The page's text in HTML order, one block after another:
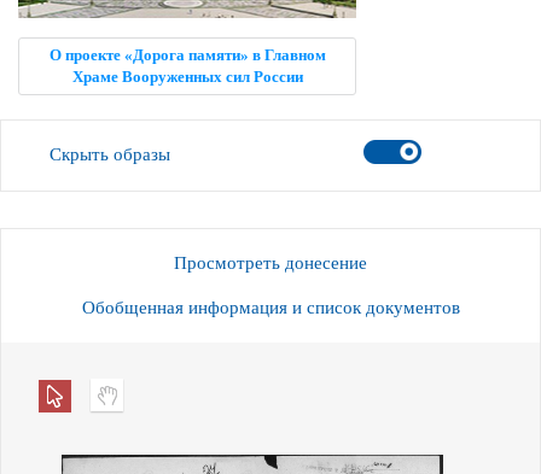
О проекте «Дорога памяти» в Главном
Храме Вооруженных сил России
Скрыть образы
Просмотреть донесение
Обобщенная информация и список документов